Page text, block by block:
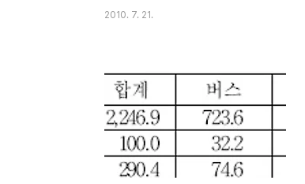
는 것 같습니다. 실제로 성남시의 모라토리움
선언 이후 용인시, 김포시, 의정부시 등에서
는 막대한 예산이 소요되는 '경전철' 사업 등
에 대한 재검토와 사업취소가 잇따르고 있다
고 합니다. 그런데, 통합창원시에서는 ‘적자
우려와 반대의견’을 아랑곳하지 않고 도시철
2010. 7. 21.